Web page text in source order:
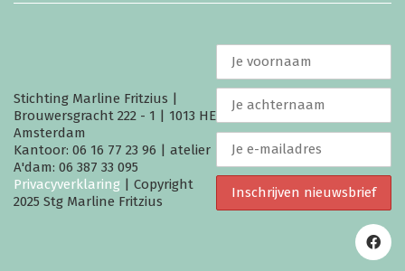
Stichting Marline Fritzius |
Brouwersgracht 222 - 1 | 1013 HE
Amsterdam
Kantoor: 06 16 77 23 96 | atelier
A'dam: 06 387 33 095
Privacyverklaring | Copyright
2025 Stg Marline Fritzius